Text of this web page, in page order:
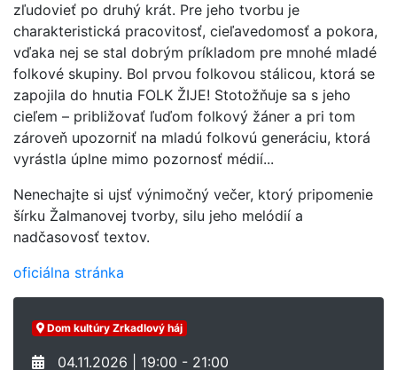
zľudovieť po druhý krát. Pre jeho tvorbu je
charakteristická pracovitosť, cieľavedomosť a pokora,
vďaka nej se stal dobrým príkladom pre mnohé mladé
folkové skupiny. Bol prvou folkovou stálicou, ktorá se
zapojila do hnutia FOLK ŽIJE! Stotožňuje sa s jeho
cieľem – približovať ľuďom folkový žáner a pri tom
zároveň upozorniť na mladú folkovú generáciu, ktorá
vyrástla úplne mimo pozornosť médií...
Nenechajte si ujsť výnimočný večer, ktorý pripomenie
šírku Žalmanovej tvorby, silu jeho melódií a
nadčasovosť textov.
oficiálna stránka
Dom kultúry Zrkadlový háj
04.11.2026 | 19:00 - 21:00